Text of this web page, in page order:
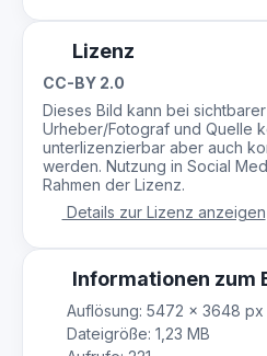
Lizenz
CC-BY 2.0
Dieses Bild kann bei
Urheber/Fotograf und Quelle
unterlizenzierbar aber auch
werden. Nutzung in Social
Rahmen der Lizenz.
Details zur Lizenz anzeigen
Informationen zum
Auflösung: 5472 × 3648 px
Dateigröße: 1,23 MB